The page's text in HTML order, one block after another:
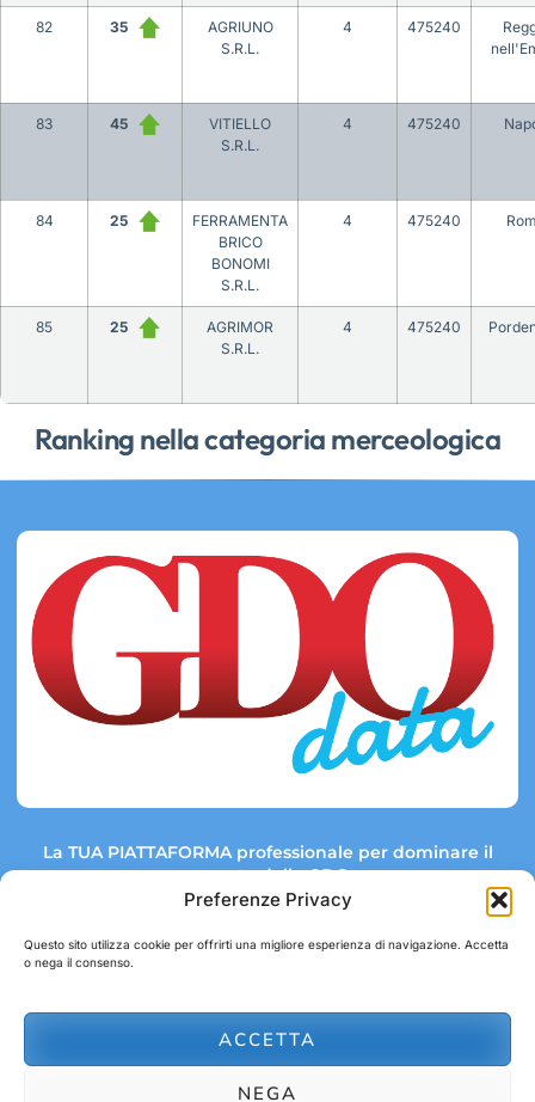
Preferenze Privacy
Questo sito utilizza cookie per offrirti una migliore esperienza di navigazione. Accetta
o nega il consenso.
ACCETTA
NEGA
Ranking nella categoria merceologica
82 35
AGRIUNO
S.R.L.
4 475240
83 45
VITIELLO
S.R.L.
4 475240
84 25
FERRAMENTA
BRICO
BONOMI
S.R.L.
4 475240
85 25
AGRIMOR
S.R.L.
4 475240
La TUA PIATTAFORMA professionale per dominare il
mercato della GDO.
Link rapidi:
abbonamenti@gdodata.it